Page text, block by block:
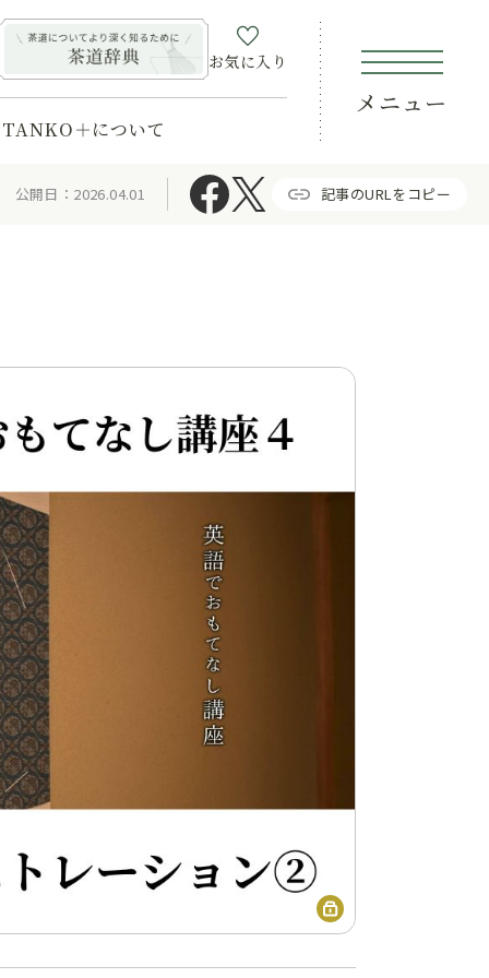
お気に入り
メニュー
TANKO＋について
公開日：2026.04.01 記事のURLをコピー